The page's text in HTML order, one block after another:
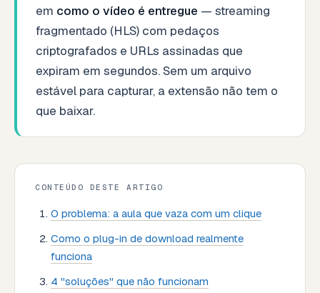
em como o vídeo é entregue — streaming
fragmentado (HLS) com pedaços
criptografados e URLs assinadas que
expiram em segundos. Sem um arquivo
estável para capturar, a extensão não tem o
que baixar.
CONTEÚDO DESTE ARTIGO
O problema: a aula que vaza com um clique
Como o plug-in de download realmente
funciona
4 "soluções" que não funcionam